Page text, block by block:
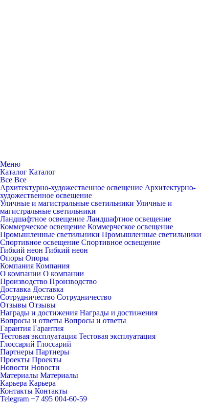
Меню
Каталог Каталог
Все Все
Архитектурно-художественное освещение Архитектурно-
художественное освещение
Уличные и магистральные светильники Уличные и
магистральные светильники
Ландшафтное освещение Ландшафтное освещение
Коммерческое освещение Коммерческое освещение
Промышленные светильники Промышленные светильники
Спортивное освещение Спортивное освещение
Гибкий неон Гибкий неон
Опоры Опоры
Компания Компания
О компании О компании
Производство Производство
Доставка Доставка
Сотрудничество Сотрудничество
Отзывы Отзывы
Награды и достижения Награды и достижения
Вопросы и ответы Вопросы и ответы
Гарантия Гарантия
Тестовая эксплуатация Тестовая эксплуатация
Глоссарий Глоссарий
Партнеры Партнеры
Проекты Проекты
Новости Новости
Материалы Материалы
Карьера Карьера
Контакты Контакты
Telegram +7 495 004-60-59